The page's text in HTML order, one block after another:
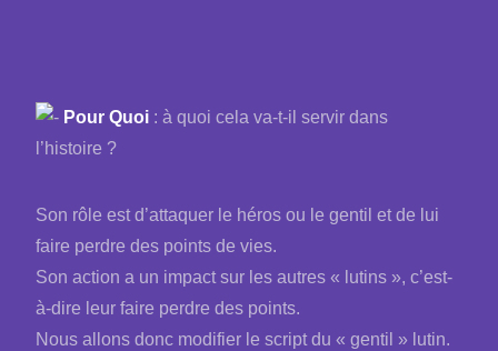
Pour Quoi : à quoi cela va-t-il servir dans
l’histoire ?
Son rôle est d’attaquer le héros ou le gentil et de lui
faire perdre des points de vies.
Son action a un impact sur les autres « lutins », c’est-
à-dire leur faire perdre des points.
Nous allons donc modifier le script du « gentil » lutin.